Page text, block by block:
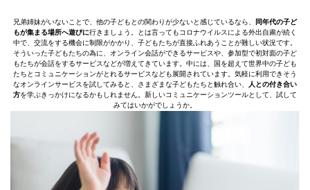
兄弟姉妹がいないことで、他の子どもとの関わりが少ないと感じているなら、
同年代の子ど
もが集まる場所へ遊びに行きましょう。とは言ってもコロナウイルスによる外出自粛が続く
中で、交流をする機会に制限がかかり、子どもたちが直接ふれあうことが難しい状況です。
そういった子どもたちの為に、オンライン会話ができるサービスや、参加型で初対面の子ど
もたちが会話をするサービスなどが増えてきています。中には、国を超えて世界中の子ども
たちとコミュニケーションがとれるサービスなども展開されています。気軽に利用できそう
なオンラインサービスを試してみると、さまざまな子どもたちと触れ合い、 人との付き合い
方を学ぶきっかけになるかもしれません。新しいコミュニケーションツールとして、試して
みてはいかがでしょうか。